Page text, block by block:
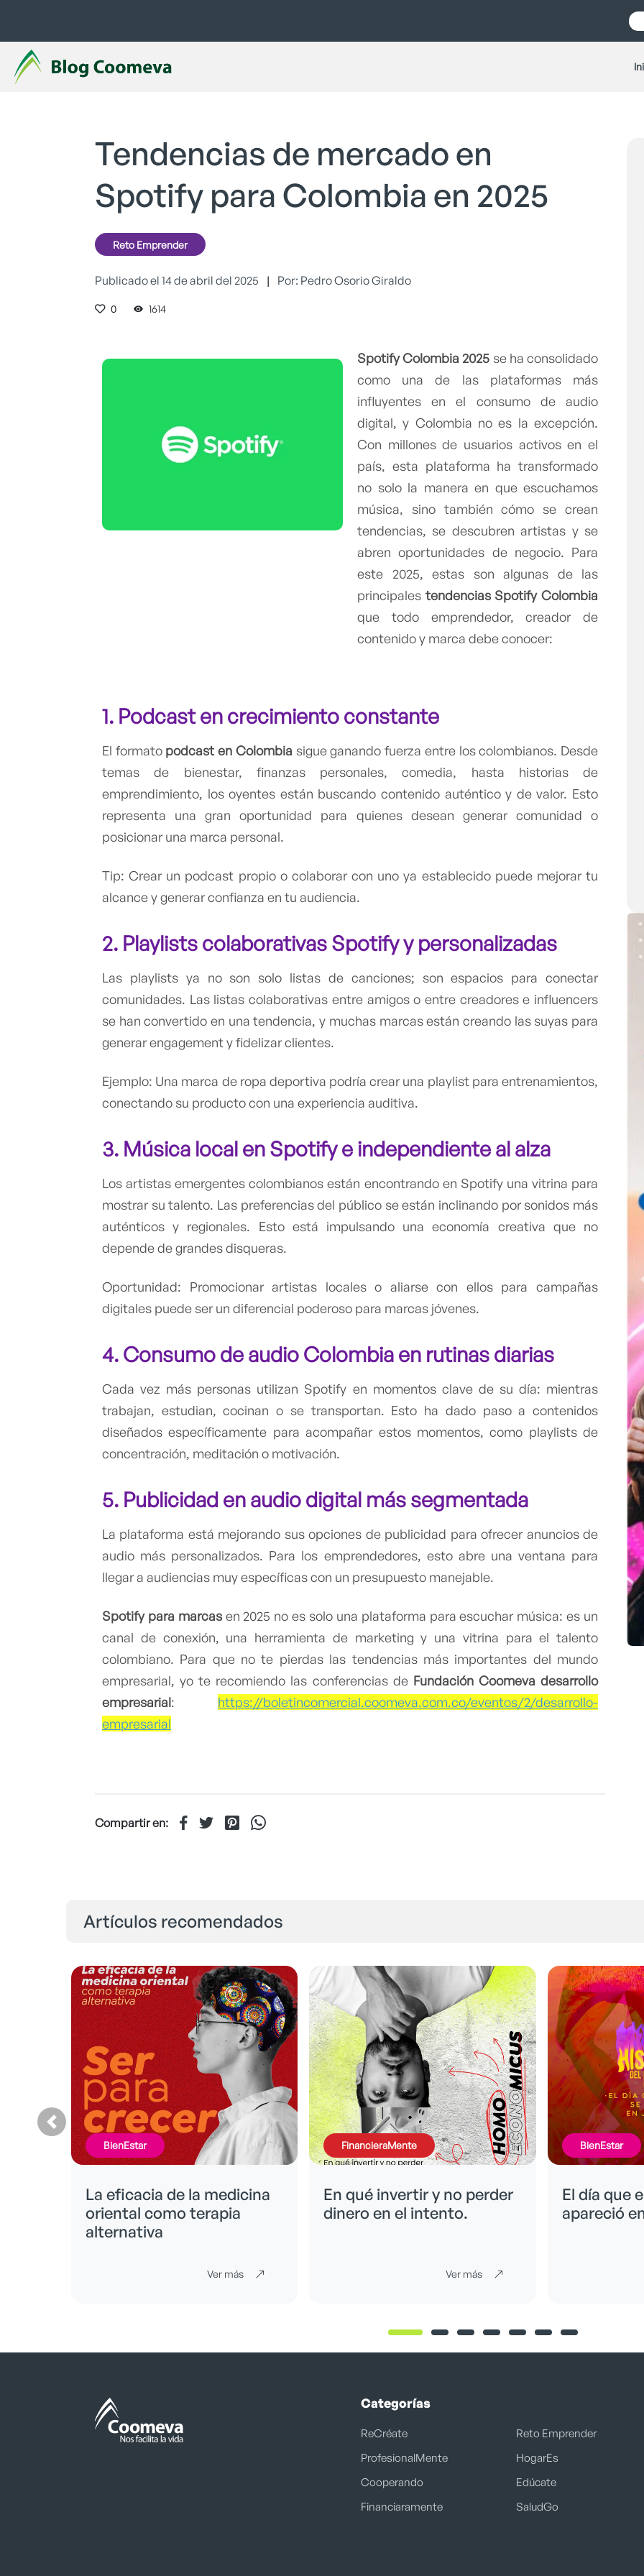
Tendencias de mercado en
Spotify para Colombia en 2025
Reto Emprender
Publicado el 14 de abril del 2025 | Por: Pedro Osorio Giraldo
0 1614
Spotify Colombia 2025 se ha consolidado
como una de las plataformas más
influyentes en el consumo de audio
digital, y Colombia no es la excepción.
Con millones de usuarios activos en el
país, esta plataforma ha transformado
no solo la manera en que escuchamos
música, sino también cómo se crean
tendencias, se descubren artistas y se
abren oportunidades de negocio. Para
este 2025, estas son algunas de las
principalestendencias Spotify Colombia
que todo emprendedor, creador de
contenido y marca debe conocer:
1. Podcast en crecimiento constante
El formato podcast en Colombia sigue ganando fuerza entre los colombianos. Desde
temas de bienestar, finanzas personales, comedia, hasta historias de
emprendimiento, los oyentes están buscando contenido auténtico y de valor. Esto
representa una gran oportunidad para quienes desean generar comunidad o
posicionar una marca personal.
Tip: Crear un podcast propio o colaborar con uno ya establecido puede mejorar tu
alcance y generar confianza en tu audiencia.
2. Playlists colaborativas Spotifyy personalizadas
Las playlists ya no son solo listas de canciones; son espacios para conectar
comunidades. Las listas colaborativas entre amigos o entre creadores e influencers
se han convertido en una tendencia, y muchas marcas están creando las suyas para
generar engagement y fidelizar clientes.
Ejemplo: Una marca de ropa deportiva podría crear una playlist para entrenamientos,
conectando su producto con una experiencia auditiva.
3. Música local en Spotifye independiente al alza
Los artistas emergentes colombianos están encontrando en Spotify una vitrina para
mostrar su talento. Las preferencias del público se están inclinando por sonidos más
auténticos y regionales. Esto está impulsando una economía creativa que no
depende de grandes disqueras.
Oportunidad: Promocionar artistas locales o aliarse con ellos para campañas
digitales puede ser un diferencial poderoso para marcas jóvenes.
4.Consumo de audio Colombiaen rutinas diarias
Cada vez más personas utilizan Spotify en momentos clave de su día: mientras
trabajan, estudian, cocinan o se transportan. Esto ha dado paso a contenidos
diseñados específicamente para acompañar estos momentos, como playlists de
concentración, meditación o motivación.
5. Publicidad en audio digital más segmentada
La plataforma está mejorando sus opciones de publicidad para ofrecer anuncios de
audio más personalizados. Para los emprendedores, esto abre una ventana para
llegar a audiencias muy específicas con un presupuesto manejable.
Spotify para marcasen 2025 no es solo una plataforma para escuchar música: es un
canal de conexión, una herramienta de marketing y una vitrina para el talento
colombiano. Para que no te pierdas las tendencias más importantes del mundo
empresarial, yo te recomiendo las conferencias de Fundación Coomeva desarrollo
empresarial: https://boletincomercial.coomeva.com.co/eventos/2/desarrollo-
empresarial
Compartir en:
Artículos recomendados
FinancieraMente
En qué invertir y no perder
dinero en el intento.
Ver más
BienEstar
El día que el diablo se
apareció en Juanchito
Ver más
BienEstar
Las
Categorías
ReCréate
ProfesionalMente
Cooperando
Financiaramente
Reto Emprender
HogarEs
Edúcate
SaludGo